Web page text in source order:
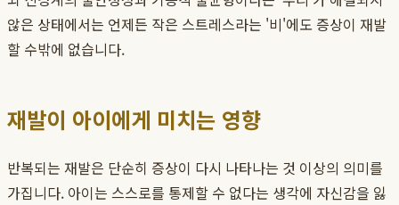
않은 상태에서는 언제든 작은 스트레스라는 '비'에도 증상이 재발
할 수밖에 없습니다.
재발이 아이에게 미치는 영향
반복되는 재발은 단순히 증상이 다시 나타나는 것 이상의 의미를
가집니다. 아이는 스스로를 통제할 수 없다는 생각에 자신감을 잃